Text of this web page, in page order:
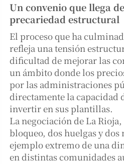
Un convenio que llega
precariedad estructural
El proceso que ha
refleja una tensión
dificultad de mejorar las
un ámbito donde los
por las administraciones
directamente la capacidad
invertir en sus plantillas.
La negociación de La
bloqueo, dos huelgas y
ejemplo extremo de una
en distintas comunidades